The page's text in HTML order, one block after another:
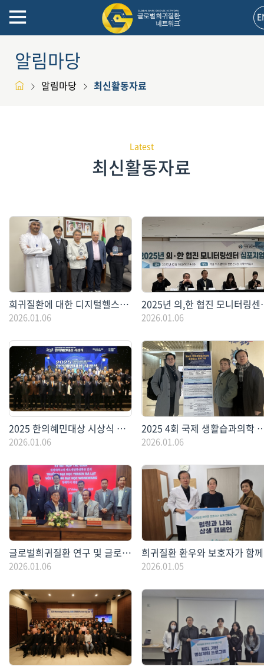
알림마당
알림마당 최신활동자료
Latest
최신활동자료
희귀질환에 대한 디지털헬스케어 연구자 네트워크 구축(25.01.08~25.01.12)
2026.01.06
2025년 의
2026.01.06
2025 한의혜민대상 시상식 참석(25.12.11)
2026.01.06
2025 4회 국제 생활습과의학
2026.01.06
글로벌희귀질환 연구 및 글로컬 해외사업 관련 베트남 출장
2026.01.06 2026.01.05